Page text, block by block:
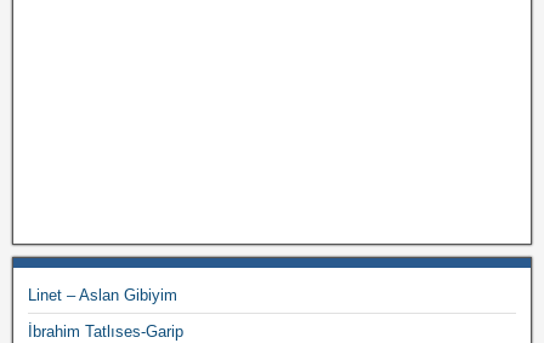
Linet – Aslan Gibiyim
İbrahim Tatlıses-Garip